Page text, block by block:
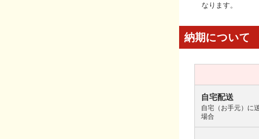
なります。
納期について
自宅配送
自宅（お手元）に
場合